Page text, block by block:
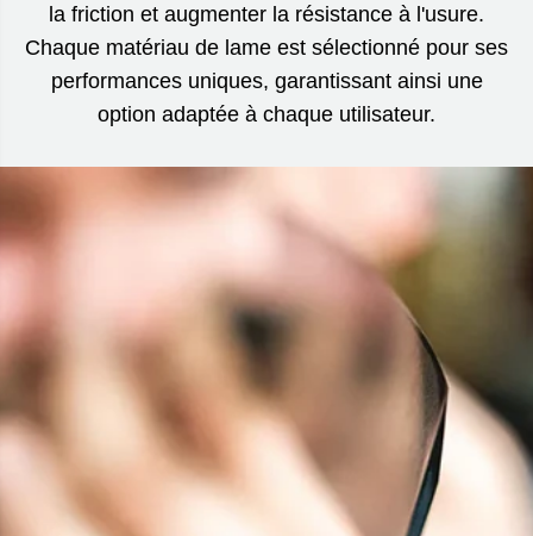
la friction et augmenter la résistance à l'usure.
Chaque matériau de lame est sélectionné pour ses
performances uniques, garantissant ainsi une
option adaptée à chaque utilisateur.